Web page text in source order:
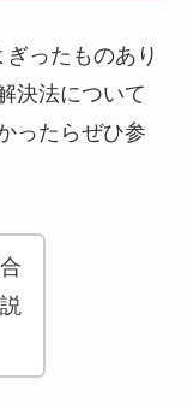
ったものあり
決法について
ったらぜひ参